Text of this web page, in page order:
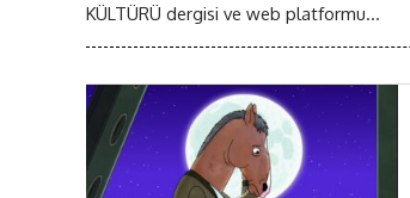
KÜLTÜRÜ dergisi ve web platformu...